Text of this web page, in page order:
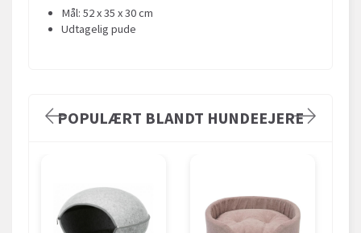
Mål: 52 x 35 x 30 cm
Udtagelig pude
POPULÆRT BLANDT HUNDEEJERE